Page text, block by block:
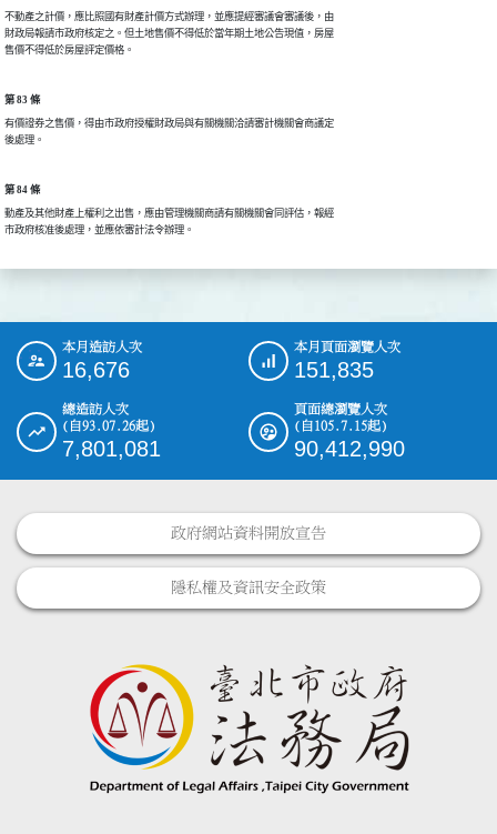
不動產之計價，應比照國有財產計價方式辦理，並應提經審議會審議後，由
財政局報請市政府核定之。但土地售價不得低於當年期土地公告現值，房屋
售價不得低於房屋評定價格。
第 83 條
有價證券之售價，得由市政府授權財政局與有關機關洽請審計機關會商議定
後處理。
第 84 條
動產及其他財產上權利之出售，應由管理機關商請有關機關會同評估，報經
市政府核准後處理，並應依審計法令辦理。
::: 本月造訪人次
16,676
本月頁面瀏覽人次
151,835
總造訪人次
(自93.07.26起)
7,801,081
頁面總瀏覽人次
(自105.7.15起)
90,412,990
政府網站資料開放宣告
隱私權及資訊安全政策